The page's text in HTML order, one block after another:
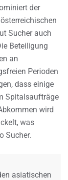
der
Sucher auch
Beteiligung
an
Perioden
dass einige
Spitalsaufträge
wird
was
Sucher.
asiatischen